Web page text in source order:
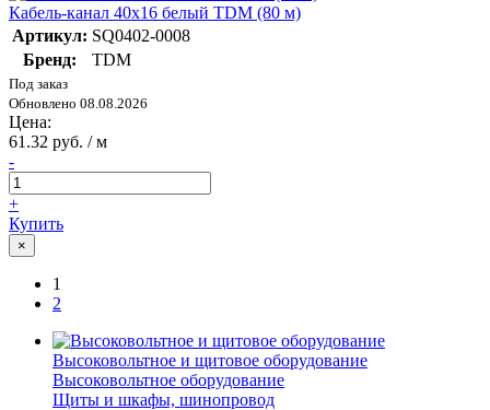
Кабель-канал 40х16 белый TDM (80 м)
Артикул: SQ0402-0008
Бренд:
TDM
Под заказ
Обновлено 08.08.2026
Цена:
61.32 руб. / м
-
+
Купить
×
1
2
Высоковольтное и щитовое оборудование
Высоковольтное оборудование
Щиты и шкафы, шинопровод